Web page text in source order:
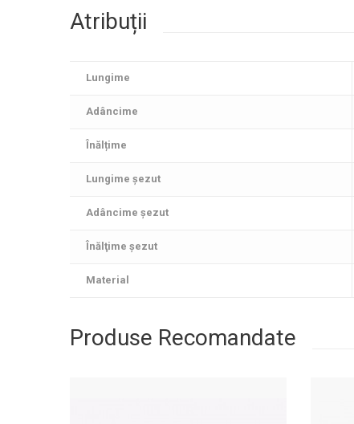
Atribuții
Lungime
Adâncime
Înălțime
Lungime șezut
Adâncime şezut
Înălţime şezut
Material
Produse Recomandate